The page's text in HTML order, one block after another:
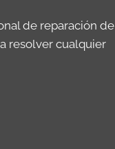
de reparación de
resolver cualquier